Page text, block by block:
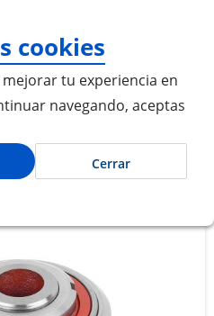
cookies
tu experiencia en
navegando, aceptas
Cerrar